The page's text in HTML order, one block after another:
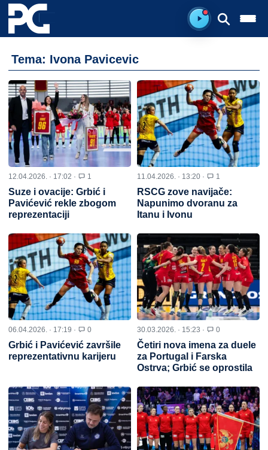
Spreman za
Tema: Ivona Pavicevic
12.04.2026. · 17:02 · 1
Suze i ovacije: Grbić i
Pavićević rekle zbogom
reprezentaciji
11.04.2026. · 13:20 · 1
RSCG zove navijače:
Napunimo dvoranu za
Itanu i Ivonu
06.04.2026. · 17:19 · 0
Grbić i Pavićević završile
reprezentativnu karijeru
30.03.2026. · 15:23 · 0
Četiri nova imena za duele
za Portugal i Farska
Ostrva; Grbić se oprostila